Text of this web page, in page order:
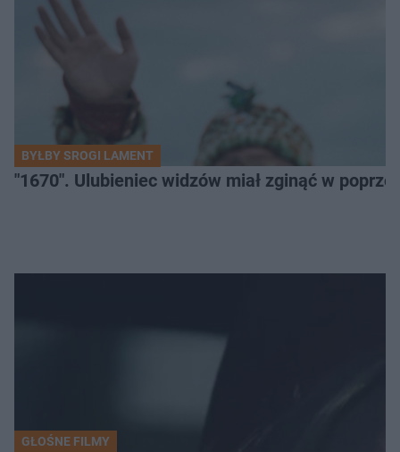
BYŁBY SROGI LAMENT
"1670". Ulubieniec widzów miał zginąć w
GŁOŚNE FILMY